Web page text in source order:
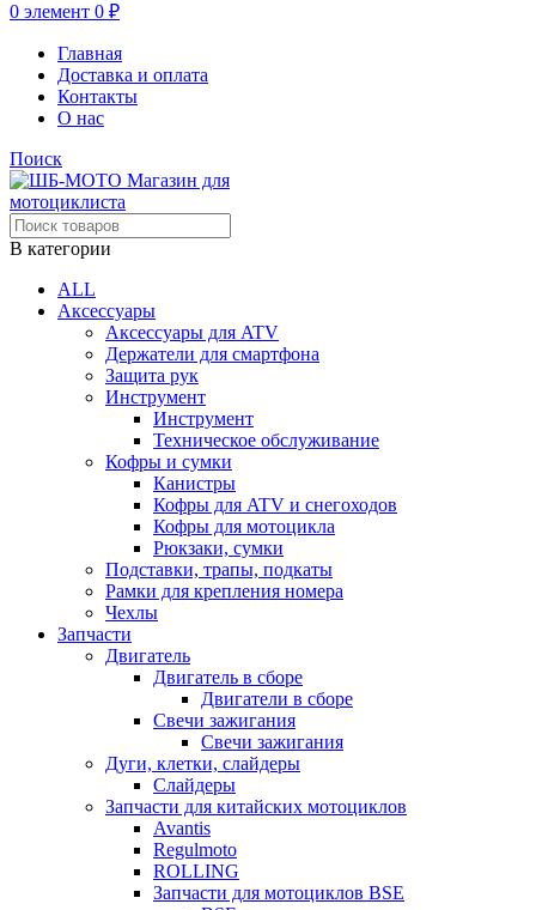
0 элемент 0 ₽
Главная
Доставка и оплата
Контакты
О нас
Поиск
В категории
ALL
Аксессуары
Аксессуары для ATV
Держатели для смартфона
Защита рук
Инструмент
Инструмент
Техническое обслуживание
Кофры и сумки
Канистры
Кофры для ATV и снегоходов
Кофры для мотоцикла
Рюкзаки, сумки
Подставки, трапы, подкаты
Рамки для крепления номера
Чехлы
Запчасти
Двигатель
Двигатель в сборе
Двигатели в сборе
Свечи зажигания
Свечи зажигания
Дуги, клетки, слайдеры
Слайдеры
Запчасти для китайских мотоциклов
Avantis
Regulmoto
ROLLING
Запчасти для мотоциклов BSE